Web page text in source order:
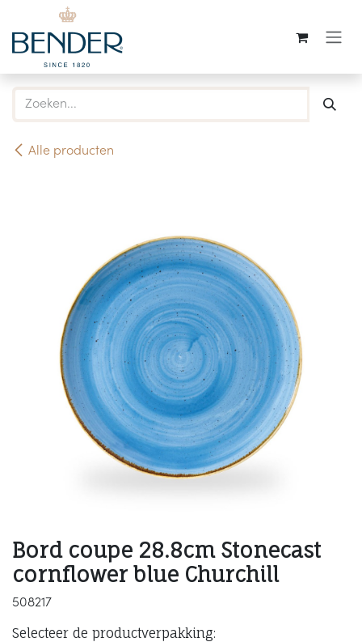
Overslaan naar inhoud
Alle producten
Bord coupe 28.8cm Stonecast
cornflower blue Churchill
508217
Selecteer de productverpakking: